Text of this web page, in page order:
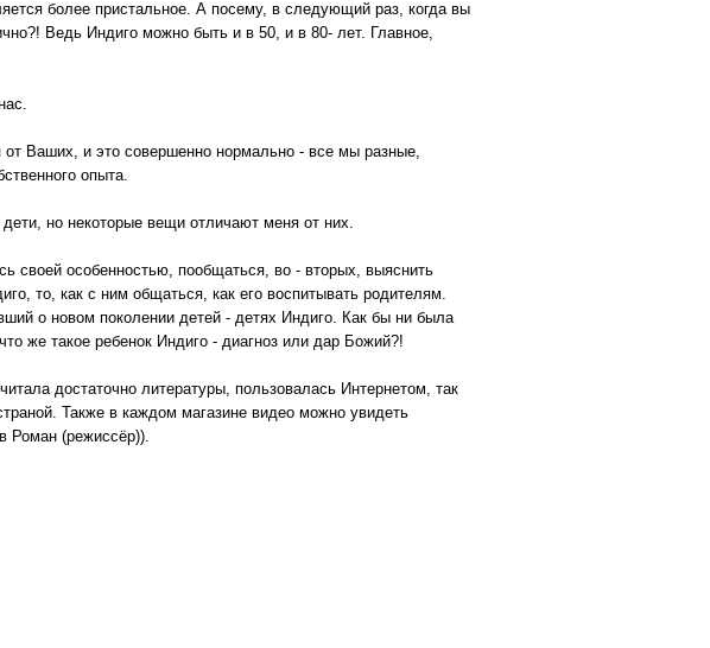
более пристальное. А посему, в следующий раз, когда вы
Ведь Индиго можно быть и в 50, и в 80- лет. Главное,
от Ваших, и это совершенно нормально - все мы разные,
опыта.
но некоторые вещи отличают меня от них.
своей особенностью, пообщаться, во - вторых, выяснить
то, как с ним общаться, как его воспитывать родителям.
о новом поколении детей - детях Индиго. Как бы ни была
же такое ребенок Индиго - диагноз или дар Божий?!
достаточно литературы, пользовалась Интернетом, так
Также в каждом магазине видео можно увидеть
Роман (режиссёр)).